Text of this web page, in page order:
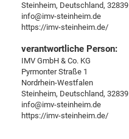
Steinheim, Deutschland, 32839
info@imv-steinheim.de
https://imv-steinheim.de/
verantwortliche Person:
IMV GmbH & Co. KG
Pyrmonter Straße 1
Nordrhein-Westfalen
Steinheim, Deutschland, 32839
info@imv-steinheim.de
https://imv-steinheim.de/